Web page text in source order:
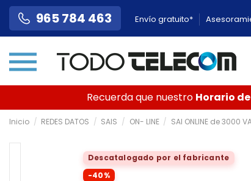
965 784 463 Envío gratuito*
Recuerda que nuestro Horario
Inicio REDES DATOS SAIS ON- LINE SAI ONLINE de 3000
Descatalogado por el fabricante
-40%